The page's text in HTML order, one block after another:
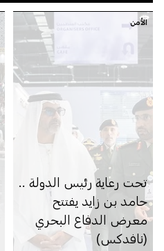
الأمن
تحت رعاية رئيس الدولة ..
حامد بن زايد يفتتح
معرض الدفاع البحري
(نافدكس)